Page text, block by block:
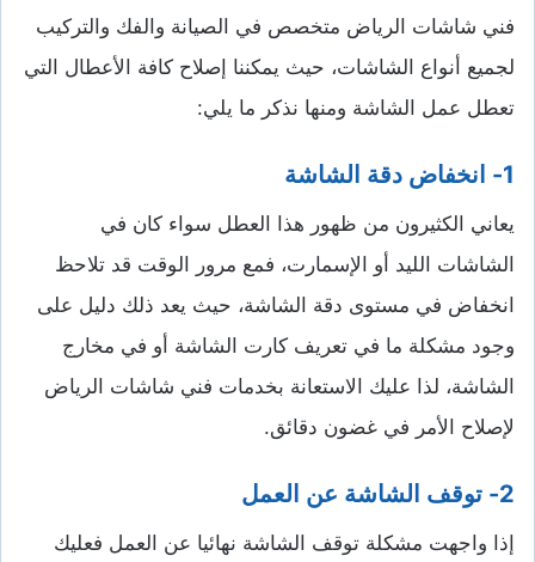
فني شاشات الرياض متخصص في الصيانة والفك والتركيب
لجميع أنواع الشاشات، حيث يمكننا إصلاح كافة الأعطال التي
تعطل عمل الشاشة ومنها نذكر ما يلي:
1- انخفاض دقة الشاشة
يعاني الكثيرون من ظهور هذا العطل سواء كان في
الشاشات الليد أو الإسمارت، فمع مرور الوقت قد تلاحظ
انخفاض في مستوى دقة الشاشة، حيث يعد ذلك دليل على
وجود مشكلة ما في تعريف كارت الشاشة أو في مخارج
الشاشة، لذا عليك الاستعانة بخدمات فني شاشات الرياض
لإصلاح الأمر في غضون دقائق.
2- توقف الشاشة عن العمل
إذا واجهت مشكلة توقف الشاشة نهائيا عن العمل فعليك